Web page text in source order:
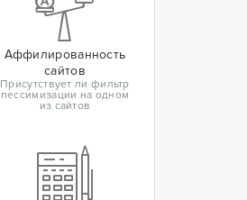
Аффилированность
сайтов
Присутствует ли фильтр
пессимизации на одном
из сайтов